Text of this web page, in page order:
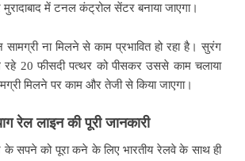
में टनल कंट्रोल सेंटर बनाया जाएगा।
ना मिलने से काम प्रभावित हो रहा है। सुरंग
रहे 20 फीसदी पत्थर को पीसकर उससे काम चलाया
मिलने पर काम और तेजी से किया जाएगा।
रेल लाइन की पूरी जानकारी
के सपने को पूरा कने के लिए भारतीय रेलवे के साथ ही